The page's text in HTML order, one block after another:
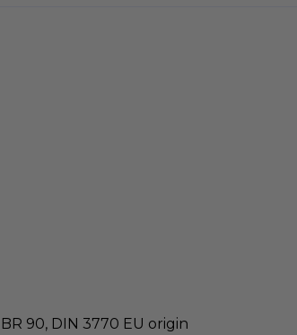
90, DIN 3770 EU origin